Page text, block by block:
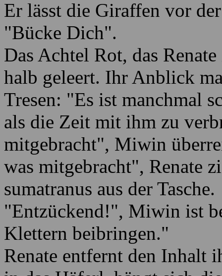
Er lässt die Giraffen vor
"Bücke Dich".
Das Achtel Rot, das
halb geleert. Ihr Anblick
Tresen: "Es ist manchmal
als die Zeit mit ihm zu
mitgebracht", Miwin
was mitgebracht", Renate
sumatranus aus der Tasche.
"Entzückend!", Miwin ist
Klettern beibringen."
Renate entfernt den Inhalt